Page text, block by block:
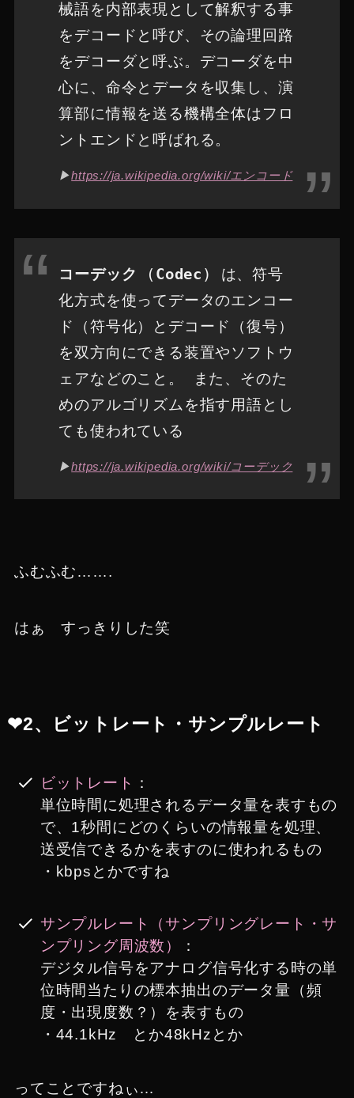
械語を内部表現として解釈する事
をデコードと呼び、その論理回路
をデコーダと呼ぶ。デコーダを中
心に、命令とデータを収集し、演
算部に情報を送る機構全体はフロ
ントエンドと呼ばれる。
▶︎https://ja.wikipedia.org/wiki/エンコード
コーデック ( Codec ) は、符号
化方式を使ってデータのエンコー
ド（符号化）とデコード（復号）
を双方向にできる装置やソフトウ
ェアなどのこと。 また、そのた
めのアルゴリズムを指す用語とし
ても使われている
▶︎https://ja.wikipedia.org/wiki/コーデック
ふむふむ…….
はぁ すっきりした笑
❤︎2、ビットレート・サンプルレート
ビットレート
：
単位時間に処理されるデータ量を表すもの
で、1秒間にどのくらいの情報量を処理、
送受信できるかを表すのに使われるもの
・kbpsとかですね
サンプルレート
（サンプリングレート・サ
ンプリング周波数）
：
デジタル信号をアナログ信号化する時の単
位時間当たりの標本抽出のデータ量（頻
度・出現度数？）を表すもの
・44.1kHz とか48kHzとか
ってことですねぃ…